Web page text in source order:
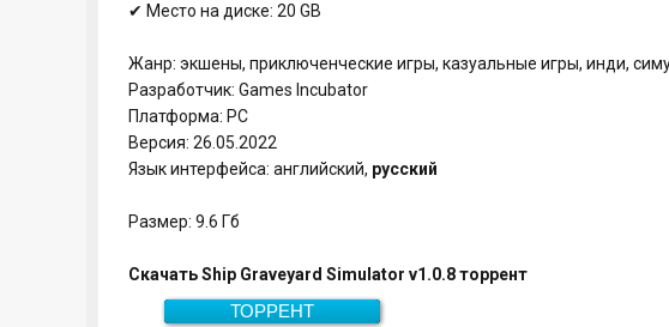
✔ Место на диске: 20 GB
Жанр: экшены, приключенческие игры, казуальные игры, инди,
Разработчик: Games Incubator
Платформа: PC
Версия: 26.05.2022
Язык интерфейса: английский, русский
Размер: 9.6 Гб
Скачать Ship Graveyard Simulator v1.0.8 торрент
ТОРРЕНТ
9.6 Гб
Скачать